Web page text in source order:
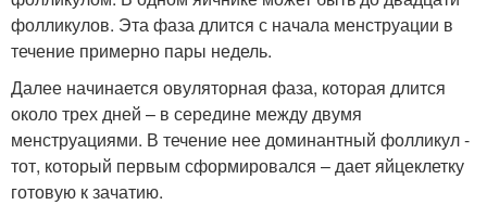
фолликулов. Эта фаза длится с начала менструации в
течение примерно пары недель.
Далее начинается овуляторная фаза, которая длится
около трех дней – в середине между двумя
менструациями. В течение нее доминантный фолликул -
тот, который первым сформировался – дает яйцеклетку
готовую к зачатию.